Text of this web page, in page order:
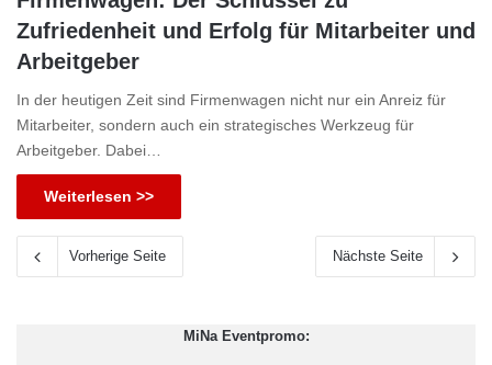
Zufriedenheit und Erfolg für Mitarbeiter und
Arbeitgeber
In der heutigen Zeit sind Firmenwagen nicht nur ein Anreiz für
Mitarbeiter, sondern auch ein strategisches Werkzeug für
Arbeitgeber. Dabei…
Weiterlesen >>
Vorherige Seite Nächste Seite
MiNa Eventpromo: